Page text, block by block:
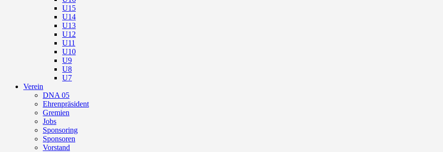
U15
U14
U13
U12
U11
U10
U9
U8
U7
Verein
DNA 05
Ehrenpräsident
Gremien
Jobs
Sponsoring
Sponsoren
Vorstand